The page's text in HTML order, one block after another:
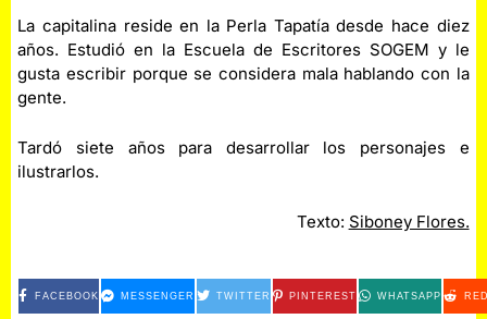
La capitalina reside en la Perla Tapatía desde hace diez
años. Estudió en la Escuela de Escritores SOGEM y le
gusta escribir porque se considera mala hablando con la
gente.
Tardó siete años para desarrollar los personajes e
ilustrarlos.
Texto: Siboney Flores.
FACEBOOK MESSENGER TWITTER PINTEREST WHATSAPP